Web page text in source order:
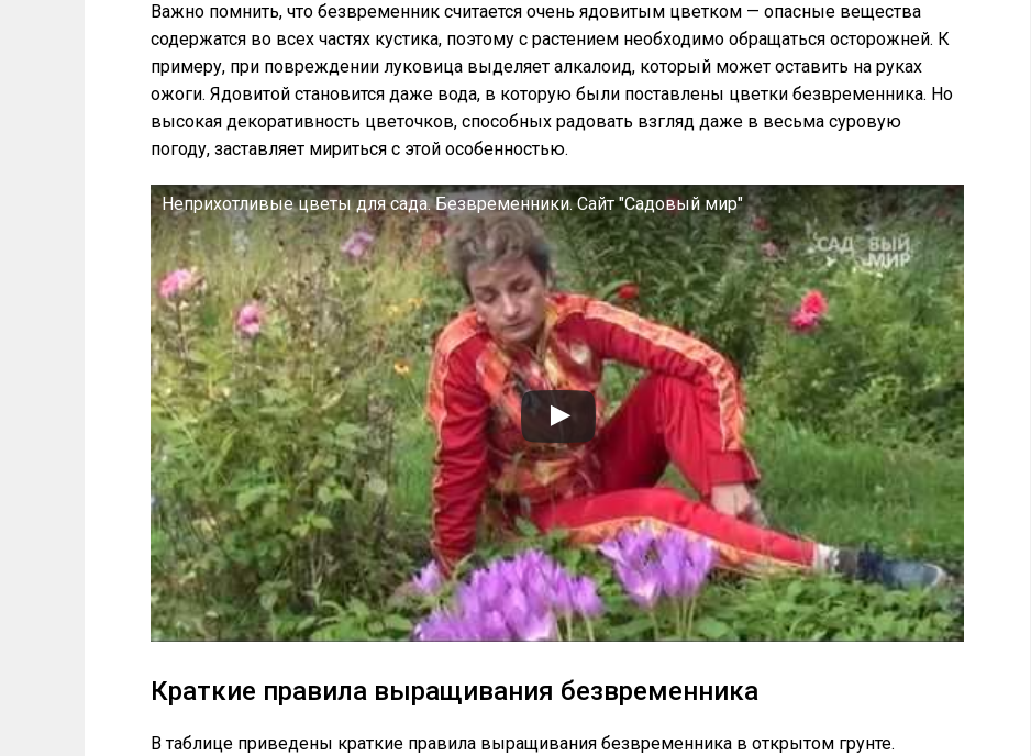
Важно помнить, что безвременник считается очень ядовитым цветком — опасные вещества
содержатся во всех частях кустика, поэтому с растением необходимо обращаться осторожней. К
примеру, при повреждении луковица выделяет алкалоид, который может оставить на руках
ожоги. Ядовитой становится даже вода, в которую были поставлены цветки безвременника. Но
высокая декоративность цветочков, способных радовать взгляд даже в весьма суровую
погоду, заставляет мириться с этой особенностью.
Неприхотливые цветы для сада. Безвременники. Сайт "Садовый мир"
Краткие правила выращивания безвременника
В таблице приведены краткие правила выращивания безвременника в открытом грунте.